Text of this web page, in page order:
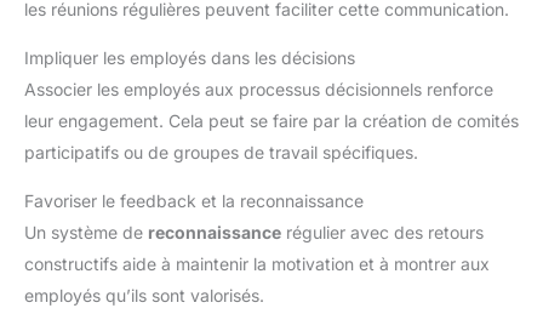
sport peuvent être enroulés facilement et sont assez compacts
MULTIFONCTIONNELLE:Nous espérons que ce tapis de yoga
peut répondre à vos besoins multiples,en plus du tapis yoga,il
peut également être un tapis de pilates, un tapis de gym,un
coussin de méditation,un tapis d'échauffement,un tapis de sol
camping,un tapis de physiothérapie,un tapis home trainer,un
répondre à la plupart des besoins en matière d'exercices assis
combinés à d'autres équipements de fitness tels que les
rouleaux d'entraînement.
les réunions régulières peuvent faciliter cette communication.
Impliquer les employés dans les décisions
Associer les employés aux processus décisionnels renforce
leur engagement. Cela peut se faire par la création de comités
participatifs ou de groupes de travail spécifiques.
Favoriser le feedback et la reconnaissance
Un système de reconnaissance régulier avec des retours
constructifs aide à maintenir la motivation et à montrer aux
employés qu’ils sont valorisés.